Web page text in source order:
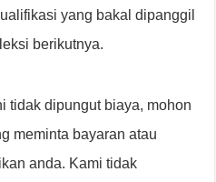
yang bakal dipanggil
berikutnya.
tidak dipungut biaya, mohon
meminta bayaran atau
anda. Kami tidak